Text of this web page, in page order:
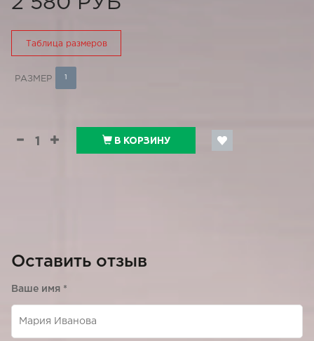
Таблица размеров
РАЗМЕР
В КОРЗИНУ
Оставить отзыв
Ваше имя *